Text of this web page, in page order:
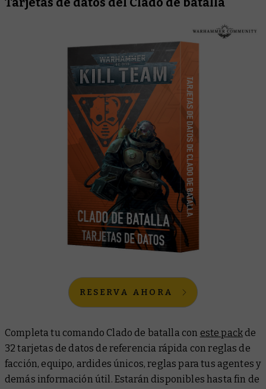
RESERVA AHORA
Completa tu comando Clado de batalla con este pack de
32 tarjetas de datos de referencia rápida con reglas de
facción, equipo, ardides únicos, reglas para tus agentes y
demás información útil. Estarán disponibles hasta fin de